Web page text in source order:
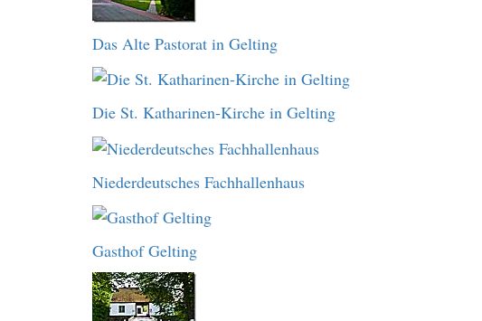
Das Alte Pastorat in Gelting
Die St. Katharinen-Kirche in Gelting
Niederdeutsches Fachhallenhaus
Gasthof Gelting